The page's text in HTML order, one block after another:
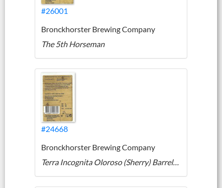
#26001
Bronckhorster Brewing Company
The 5th Horseman
#24668
Bronckhorster Brewing Company
Terra Incognita Oloroso (Sherry) Barrel-Aged